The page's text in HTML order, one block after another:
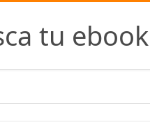
tu